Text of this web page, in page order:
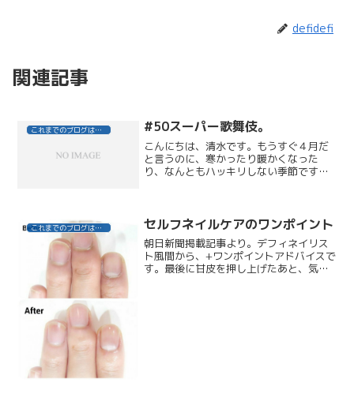
defidefi
関連記事
これまでのブログはこちら #50スーパー歌舞伎。
こんにちは、清水です。もうすぐ４月だ
と言うのに、寒かったり暖かくなった
り、なんともハッキリしない季節です
ちに待ったスーパー歌舞伎を観...
これまでのブログはこちら セルフネイルケアのワンポイント
朝日新聞掲載記事より。デフィネイリス
ト風間から、+ワンポイントアドバイスで
す。最後に甘皮を押し上げたあと、気に